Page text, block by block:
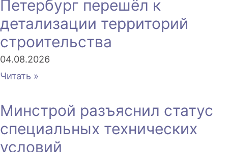
Петербург перешёл к
детализации территорий
строительства
04.08.2026
Читать »
Минстрой разъяснил статус
специальных технических
условий